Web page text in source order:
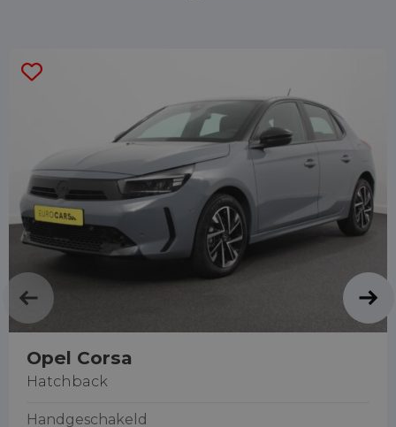
Opel Corsa
Hatchback
Handgeschakeld